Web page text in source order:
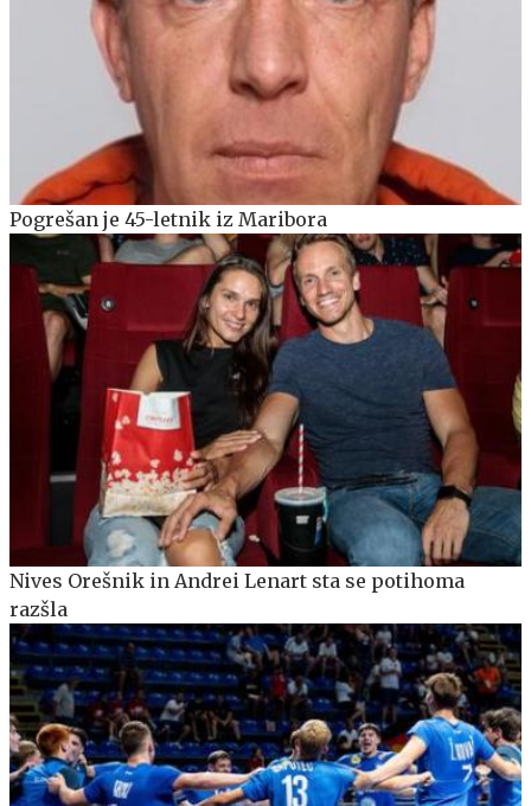
Pogrešan je 45-letnik iz Maribora
Nives Orešnik in Andrei Lenart sta se potihoma
razšla